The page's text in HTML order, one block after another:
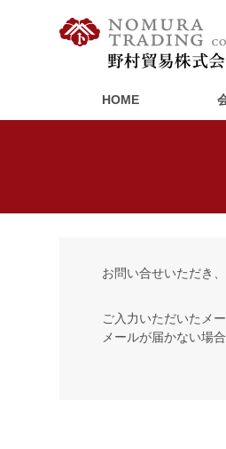
HOME
お問い合せいただき
ご入力いただいたメ
メールが届かない場